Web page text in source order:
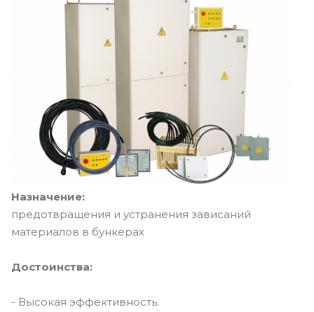
Назначение:
предотвращения и устранения зависаний
материалов в бункерах
Достоинства:
- Высокая эффективность.